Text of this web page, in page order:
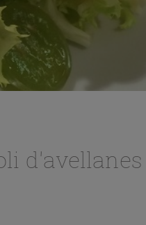
d'avellanes